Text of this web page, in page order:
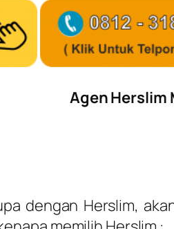
Agen Herslim
dengan Herslim,